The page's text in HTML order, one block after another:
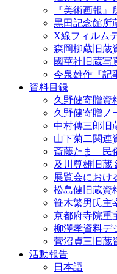
『美術画報
黒田記念館所
X線フィルム
森岡柳蔵旧蔵
國華社旧蔵写
今泉雄作『記
資料目録
久野健寄贈資
久野健寄贈ノ
中村傳三郎旧
山下菊二関連
斎藤たま 民
及川尊雄旧蔵
展覧会におけ
松島健旧蔵資
笹木繁男氏主
京都府寺院重
柳澤孝資料デ
菅沼貞三旧蔵
活動報告
日本語